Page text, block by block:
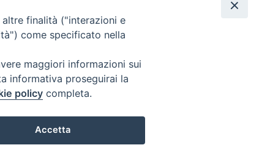
finalità ("interazioni e
come specificato nella
maggiori informazioni sui
informativa proseguirai la
policy completa.
Accetta